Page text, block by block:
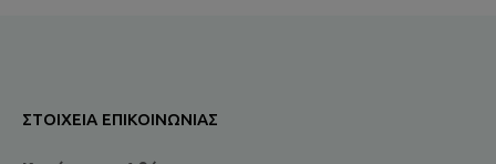
ΣΤΟΙΧΕΊΑ ΕΠΙΚΟΙΝΩΝΊΑΣ